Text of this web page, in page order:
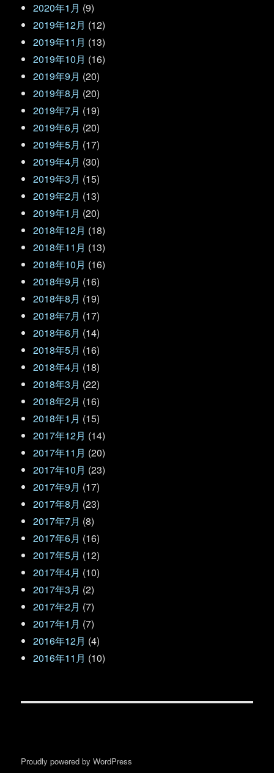
2020年1月 (9)
2019年12月 (12)
2019年11月 (13)
2019年10月 (16)
2019年9月 (20)
2019年8月 (20)
2019年7月 (19)
2019年6月 (20)
2019年5月 (17)
2019年4月 (30)
2019年3月 (15)
2019年2月 (13)
2019年1月 (20)
2018年12月 (18)
2018年11月 (13)
2018年10月 (16)
2018年9月 (16)
2018年8月 (19)
2018年7月 (17)
2018年6月 (14)
2018年5月 (16)
2018年4月 (18)
2018年3月 (22)
2018年2月 (16)
2018年1月 (15)
2017年12月 (14)
2017年11月 (20)
2017年10月 (23)
2017年9月 (17)
2017年8月 (23)
2017年7月 (8)
2017年6月 (16)
2017年5月 (12)
2017年4月 (10)
2017年3月 (2)
2017年2月 (7)
2017年1月 (7)
2016年12月 (4)
2016年11月 (10)
Proudly powered by WordPress